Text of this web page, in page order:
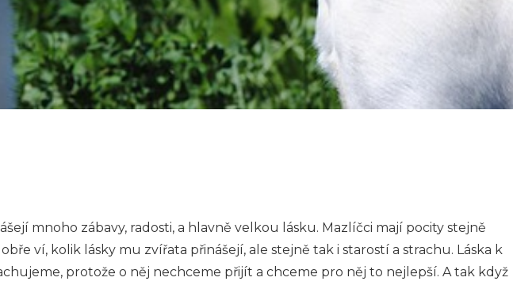
mnoho zábavy, radosti, a hlavně velkou lásku. Mazlíčci mají pocity stejně
ví, kolik lásky mu zvířata přinášejí, ale stejně tak i starostí a strachu. Láska k
protože o něj nechceme přijít a chceme pro něj to nejlepší. A tak když